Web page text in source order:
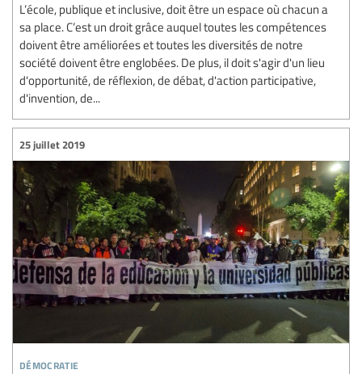
L’école, publique et inclusive, doit être un espace où chacun a
sa place. C’est un droit grâce auquel toutes les compétences
doivent être améliorées et toutes les diversités de notre
société doivent être englobées. De plus, il doit s'agir d'un lieu
d'opportunité, de réflexion, de débat, d'action participative,
d'invention, de...
démocratie
25 juillet 2019